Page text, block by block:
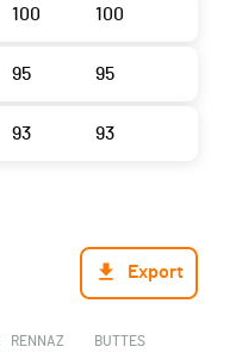
100 100
95 95
93 93
Export
RENNAZ BUTTES